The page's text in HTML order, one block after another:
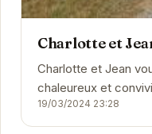
Charlotte et
Charlotte et Jean
chaleureux et
calme et de la
19/03/2024 23:28